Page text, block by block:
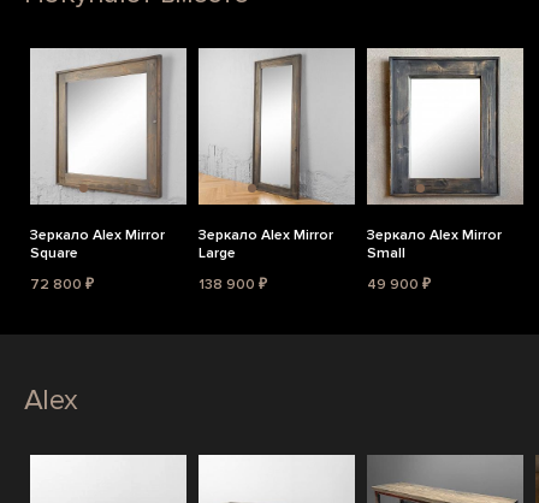
Зеркало Alex Mirror
Square
72 800 ₽
Зеркало Alex Mirror
Large
138 900 ₽
Зеркало Alex Mirror
Small
49 900 ₽
Alex